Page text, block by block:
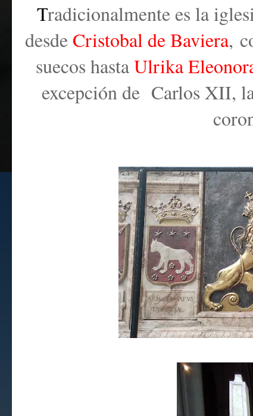
Tradicionalmente es la
desdeCristobal de Baviera,
suecos hastaUlrika
excepción de Carlos XII,